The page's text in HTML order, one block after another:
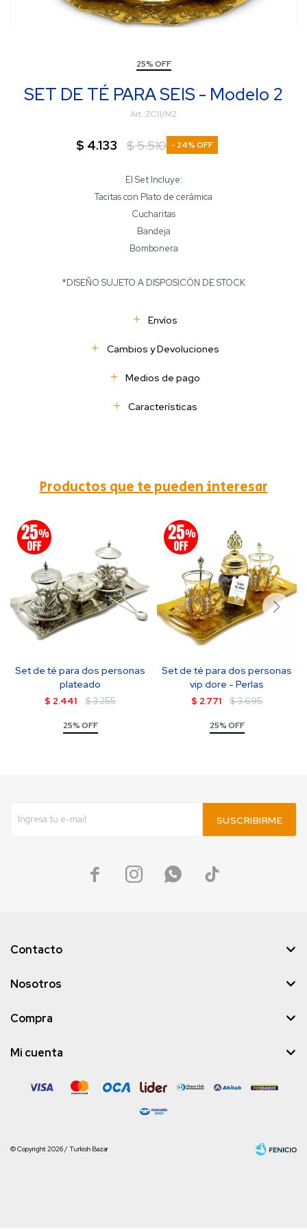
25% OFF
SET DE TÉ PARA SEIS - Modelo 2
ZC11/M2
$ 4.133 $5.510 24
El Set Incluye:
Tacitas con Plato de cerámica
Cucharitas
Bandeja
Bombonera
*DISEÑO SUJETO A DISPOSICÓN DE STOCK
Envíos
Cambios y Devoluciones
Medios de pago
Características
Productos que te pueden interesar
Set de té para dos personas
plateado
$ 2.441 $3.255
25% OFF
Set de té para dos personas
vip dore - Perlas
$ 2.771 $3.695
25% OFF
SUSCRIBIRME
   
Contacto
Nosotros
Compra
Mi cuenta
© Copyright 2026 / Turkish Bazar